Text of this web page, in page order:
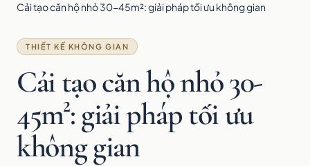
Cải tạo căn hộ nhỏ 30-45m²: giải pháp tối ưu không gian
THIẾT KẾ KHÔNG GIAN
Cải tạo căn hộ nhỏ 30-
45m²: giải pháp tối ưu
không gian